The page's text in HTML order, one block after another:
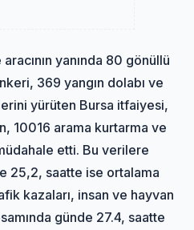
yanında 80 gönüllü
369 yangın dolabı ve
yürüten Bursa itfaiyesi,
10016 arama kurtarma ve
etti. Bu verilere
25,2, saatte ise ortalama
kazaları, insan ve hayvan
günde 27.4, saatte